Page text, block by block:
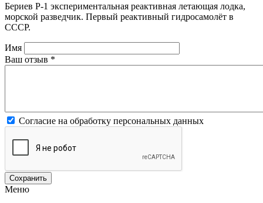
Бериев Р-1 экспериментальная реактивная летающая лодка,
морской разведчик. Первый реактивный гидросамолёт в
СССР.
Имя
Ваш отзыв *
Согласие на обработку персональных данных
Меню